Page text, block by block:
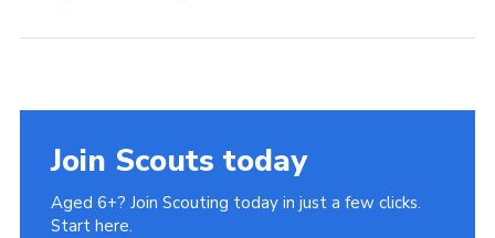
Join Scouts today
Aged 6+? Join Scouting today in just a few clicks.
Start here.